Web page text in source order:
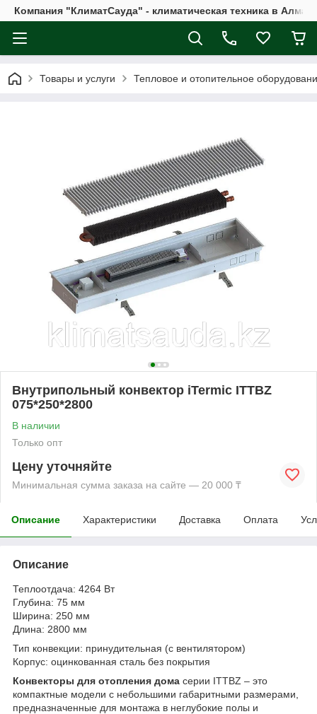
Компания "КлиматСауда" - климатическая техника в
Товары и услуги Тепловое и отопительное
Внутрипольный конвектор iTermic ITTBZ
075*250*2800
В наличии
Только опт
Цену уточняйте
Минимальная сумма заказа на сайте — 20 000 ₸
Описание Характеристики Доставка Оплата
Описание
Теплоотдача: 4264 Вт
Глубина: 75 мм
Ширина: 250 мм
Длина: 2800 мм
Тип конвекции: принудительная (с вентилятором)
Корпус: оцинкованная сталь без покрытия
Конвекторы для отопления дома серии ITTBZ – это
компактные модели с небольшими габаритными размерами,
предназначенные для монтажа в неглубокие полы и